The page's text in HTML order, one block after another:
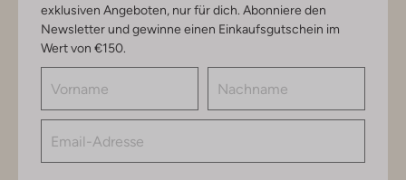
exklusiven Angeboten, nur für dich. Abonniere den
Newsletter und gewinne einen Einkaufsgutschein im
Wert von €150.